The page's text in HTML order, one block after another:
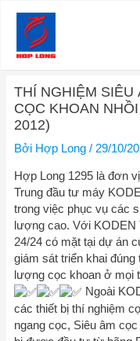
dung
THÍ NGHIỆM SIÊU
CỌC KHOAN
2012)
Bởi Hợp Long / 29/10/
Hợp Long 1295 là đơn
Trung đầu tư máy
trong việc phục vụ các
lượng cao. Với KODEN
24/24 có mặt tại dự án
giám sát triển khai
lượng cọc khoan ở mọi
Ngoài
các thiết bị thí nghiệm
ngang cọc, Siêu âm
hướng
bài
viết